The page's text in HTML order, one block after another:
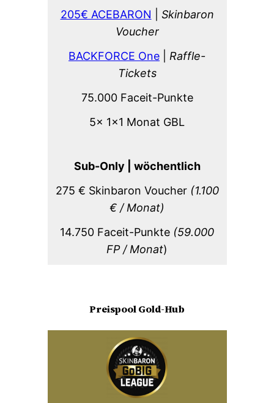
205€ ACEBARON
Skinbaron
Voucher
BACKFORCE One
Raffle-
Tickets
75.000 Faceit-Punkte
5x 1×1 Monat GBL
Sub-Only | wöchentlich
275 € Skinbaron Voucher (1.100
€ / Monat)
14.750 Faceit-Punkte (59.000
FP / Monat)
Preispool Gold-Hub